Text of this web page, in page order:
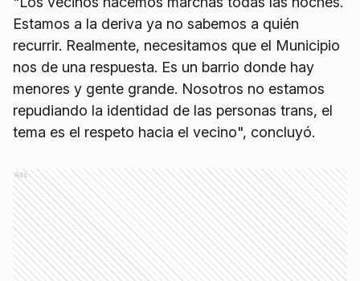
Estamos a la deriva ya no sabemos a quién
recurrir. Realmente, necesitamos que el Municipio
nos de una respuesta. Es un barrio donde hay
menores y gente grande. Nosotros no estamos
repudiando la identidad de las personas trans, el
tema es el respeto hacia el vecino", concluyó.
Ads